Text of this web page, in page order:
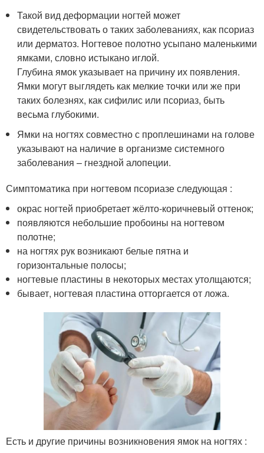
Такой вид деформации ногтей может
свидетельствовать о таких заболеваниях, как псориаз
или дерматоз. Ногтевое полотно усыпано маленькими
ямками, словно истыкано иглой.
Глубина ямок указывает на причину их появления.
Ямки могут выглядеть как мелкие точки или же при
таких болезнях, как сифилис или псориаз, быть
весьма глубокими.
Ямки на ногтях совместно с проплешинами на голове
указывают на наличие в организме системного
заболевания – гнездной алопеции.
Симптоматика при ногтевом псориазе следующая :
окрас ногтей приобретает жёлто-коричневый оттенок;
появляются небольшие пробоины на ногтевом
полотне;
на ногтях рук возникают белые пятна и
горизонтальные полосы;
ногтевые пластины в некоторых местах утолщаются;
бывает, ногтевая пластина отторгается от ложа.
Есть и другие причины возникновения ямок на ногтях :